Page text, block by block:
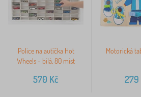
Police na autíčka Hot
Wheels - bílá, 80 míst
570 Kč
Motorická
279